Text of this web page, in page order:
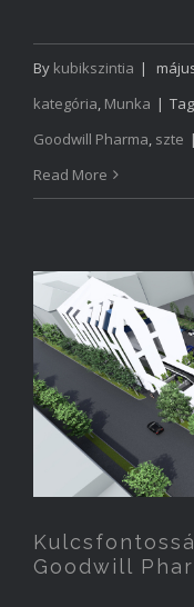
By kubikszintia |
kategória, Munka |
Goodwill Pharma, szte |
Read More
Goodwill